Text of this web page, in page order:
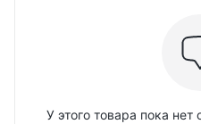
У этого товара пока нет